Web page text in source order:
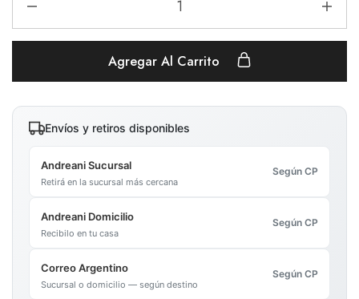
Agregar Al Carrito
Envíos y retiros disponibles
Andreani Sucursal
Retirá en la sucursal más cercana
Según CP
Andreani Domicilio
Recibilo en tu casa
Según CP
Correo Argentino
Sucursal o domicilio — según destino
Según CP